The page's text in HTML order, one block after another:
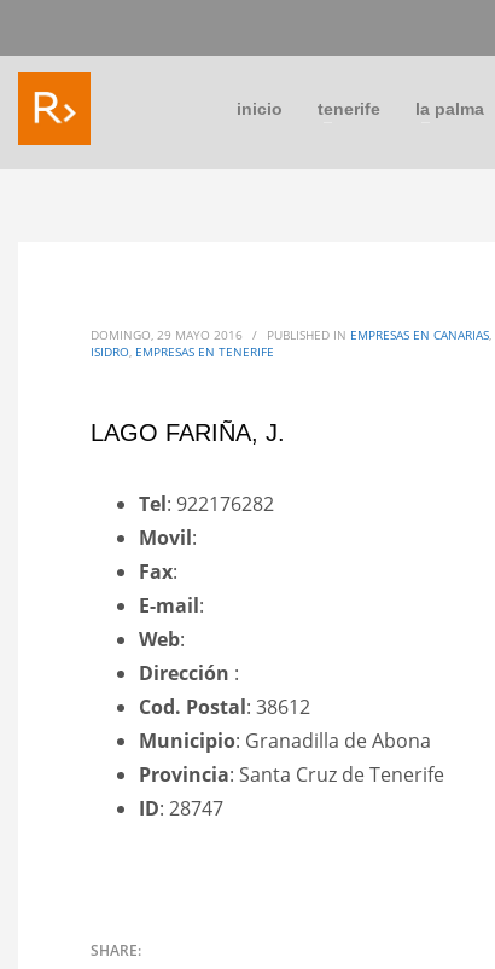
inicio tenerife la palma
DOMINGO, 29 MAYO 2016 / PUBLISHED IN EMPRESAS EN CANARIAS,
ISIDRO, EMPRESAS EN TENERIFE
LAGO FARIÑA, J.
Tel: 922176282
Movil:
Fax:
E-mail:
Web:
Dirección :
Cod. Postal: 38612
Municipio: Granadilla de Abona
Provincia: Santa Cruz de Tenerife
ID: 28747